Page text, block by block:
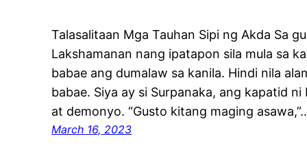
Talasalitaan Mga Tauhan Sipi ng Akda Sa
Lakshamanan nang ipatapon sila mula sa
babae ang dumalaw sa kanila. Hindi nila
babae. Siya ay si Surpanaka, ang kapatid
at demonyo. “Gusto kitang maging
March 16, 2023